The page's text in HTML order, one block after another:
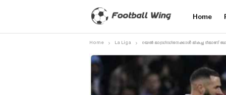
Home
Home La Liga റയൽ മാഡ്രിഡിനേക്കാൾ മികച്ച